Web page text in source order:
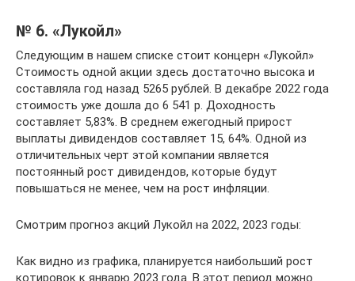
№ 6. «Лукойл»
Следующим в нашем списке стоит концерн «Лукойл»
Стоимость одной акции здесь достаточно высока и
составляла год назад 5265 рублей. В декабре 2022 года
стоимость уже дошла до 6 541 р. Доходность
составляет 5,83%. В среднем ежегодный прирост
выплаты дивидендов составляет 15, 64%. Одной из
отличительных черт этой компании является
постоянный рост дивидендов, которые будут
повышаться не менее, чем на рост инфляции.
Смотрим прогноз акций Лукойл на 2022, 2023 годы:
Как видно из графика, планируется наибольший рост
котировок к январю 2023 года. В этот период можно